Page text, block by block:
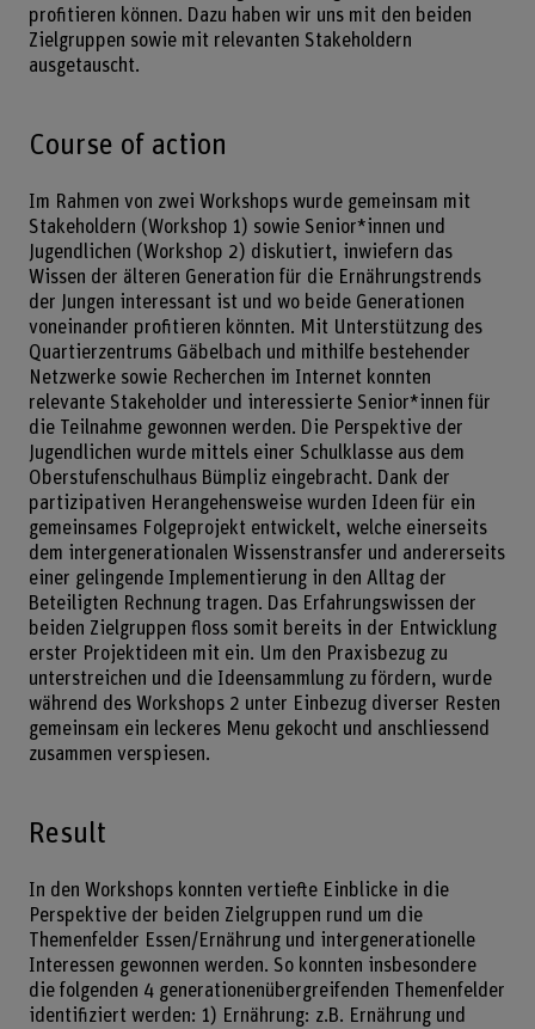
profitieren können. Dazu haben wir uns mit den beiden
Zielgruppen sowie mit relevanten Stakeholdern
ausgetauscht.
Course of action
Im Rahmen von zwei Workshops wurde gemeinsam mit
Stakeholdern (Workshop 1) sowie Senior*innen und
Jugendlichen (Workshop 2) diskutiert, inwiefern das
Wissen der älteren Generation für die Ernährungstrends
der Jungen interessant ist und wo beide Generationen
voneinander profitieren könnten. Mit Unterstützung des
Quartierzentrums Gäbelbach und mithilfe bestehender
Netzwerke sowie Recherchen im Internet konnten
relevante Stakeholder und interessierte Senior*innen für
die Teilnahme gewonnen werden. Die Perspektive der
Jugendlichen wurde mittels einer Schulklasse aus dem
Oberstufenschulhaus Bümpliz eingebracht. Dank der
partizipativen Herangehensweise wurden Ideen für ein
gemeinsames Folgeprojekt entwickelt, welche einerseits
dem intergenerationalen Wissenstransfer und andererseits
einer gelingende Implementierung in den Alltag der
Beteiligten Rechnung tragen. Das Erfahrungswissen der
beiden Zielgruppen floss somit bereits in der Entwicklung
erster Projektideen mit ein. Um den Praxisbezug zu
unterstreichen und die Ideensammlung zu fördern, wurde
während des Workshops 2 unter Einbezug diverser Resten
gemeinsam ein leckeres Menu gekocht und anschliessend
zusammen verspiesen.
Result
In den Workshops konnten vertiefte Einblicke in die
Perspektive der beiden Zielgruppen rund um die
Themenfelder Essen/Ernährung und intergenerationelle
Interessen gewonnen werden. So konnten insbesondere
die folgenden 4 generationenübergreifenden Themenfelder
identifiziert werden: 1) Ernährung: z.B. Ernährung und